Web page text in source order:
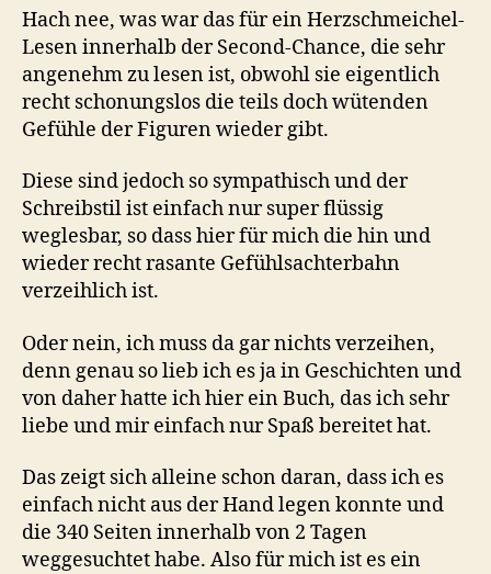
Hach nee, was war das für ein Herzschmeichel-
Lesen innerhalb der Second-Chance, die sehr
angenehm zu lesen ist, obwohl sie eigentlich
recht schonungslos die teils doch wütenden
Gefühle der Figuren wieder gibt.
Diese sind jedoch so sympathisch und der
Schreibstil ist einfach nur super flüssig
weglesbar, so dass hier für mich die hin und
wieder recht rasante Gefühlsachterbahn
verzeihlich ist.
Oder nein, ich muss da gar nichts verzeihen,
denn genau so lieb ich es ja in Geschichten und
von daher hatte ich hier ein Buch, das ich sehr
liebe und mir einfach nur Spaß bereitet hat.
Das zeigt sich alleine schon daran, dass ich es
einfach nicht aus der Hand legen konnte und
die 340 Seiten innerhalb von 2 Tagen
weggesuchtet habe. Also für mich ist es ein